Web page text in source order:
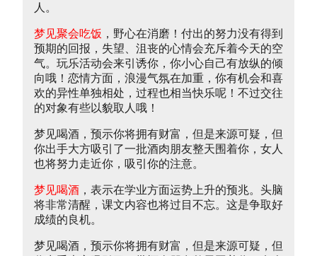
人。
梦见聚会吃饭 ，野心在消磨！付出的努力没有得到
预期的回报，失望、沮丧的心情会充斥着今天的空
气。玩乐活动会来引诱你，你小心自己有放纵的倾
向哦！恋情方面，浪漫气氛在加重，你有机会和喜
欢的异性单独相处，过程也相当快乐呢！不过交往
的对象有些以貌取人哦！
梦见喝酒，预示你将拥有财富，但是来源可疑，但
你出手大方吸引了一批酒肉朋友整天围着你，女人
也将努力走近你，吸引你的注意。
梦见喝酒 ，表示在学业方面运势上升的预兆。头脑
将非常清醒，课文内容也将过目不忘。这是争取好
成绩的良机。
梦见喝酒，预示你将拥有财富，但是来源可疑，但